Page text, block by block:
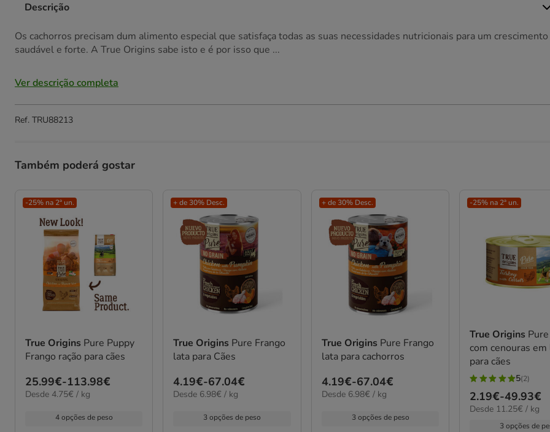
Descrição
Os cachorros precisam dum alimento especial que satisfaça todas as suas necessidades nutricionais para um crescimento
saudável e forte. A True Origins sabe isto e é por isso que ...
Ver descrição completa
Ref. TRU88213
Também poderá gostar
-25% na 2ª un.
True Origins Pure Puppy
Frango ração para cães
Preço
de
25.99€-113.98€
4.75€
Desde 4.75€ / kg
4 opções de peso
+ de 30% Desc.
True Origins Pure Frango
lata para Cães
Preço
de
4.19€-67.04€
6.98€
Desde 6.98€ / kg
3 opções de peso
+ de 30% Desc.
True Origins Pure Frango
lata para cachorros
Preço
de
4.19€-67.04€
6.98€
Desde 6.98€ / kg
3 opções de peso
-25% na 2ª un.
True Origins Pure
com cenouras em
para cães
5
estrelas
com
5(2)
Preço
de
2.19€-49.93€
11.25€
Desde 11.25€ / kg
3 opções de